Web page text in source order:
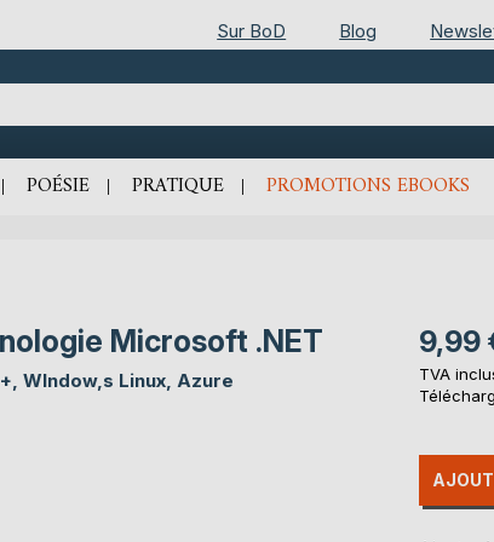
Sur BoD Blog
POÉSIE PRATIQUE PROMOTIONS EBOOKS
Microsoft .NET
WIndow,s Linux, Azure
9,99
TVA